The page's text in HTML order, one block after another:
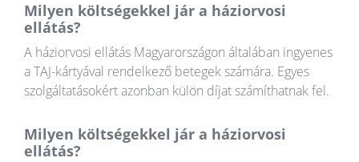
Milyen költségekkel jár a háziorvosi
ellátás?
A háziorvosi ellátás Magyarországon általában ingyenes
a TAJ-kártyával rendelkező betegek számára. Egyes
szolgáltatásokért azonban külön díjat számíthatnak fel.
Milyen költségekkel jár a háziorvosi
ellátás?